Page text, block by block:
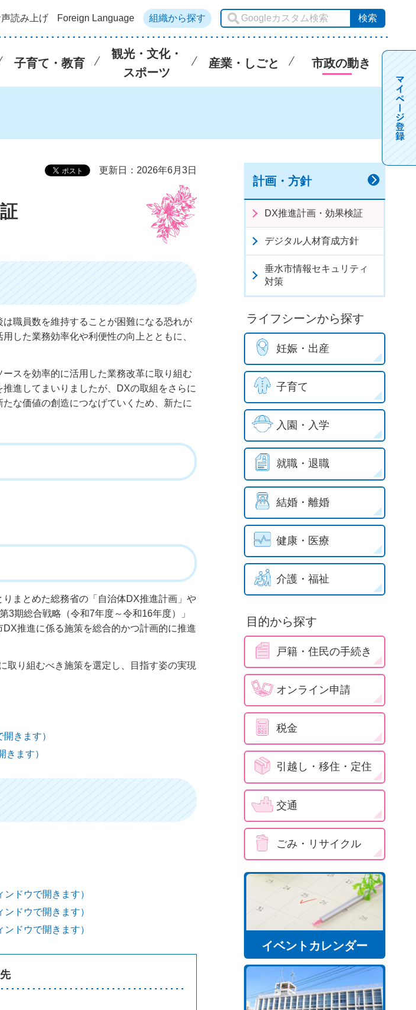
読み上げ Foreign Language 組織から探す
子育て・教育
観光・文化・
スポーツ
産業・しごと 市政の動き
更新日：2026年6月3日
職員数を維持することが困難になる恐れが
した業務効率化や利便性の向上とともに、
スを効率的に活用した業務改革に取り組む
進してまいりましたが、DXの取組をさらに
な価値の創造につなげていくため、新たに
まとめた総務省の「自治体DX推進計画」や
3期総合戦略（令和7年度～令和16年度）」
推進に係る施策を総合的かつ計画的に推進
取り組むべき施策を選定し、目指す姿の実現
きます）
ます）
ドウで開きます）
ドウで開きます）
ドウで開きます）
計画・方針
DX推進計画・効果検証
デジタル人材育成方針
垂水市情報セキュリティ
対策
ライフシーンから探す
妊娠・出産
子育て
入園・入学
就職・退職
結婚・離婚
健康・医療
介護・福祉
目的から探す
戸籍・住民の手続き
オンライン申請
税金
引越し・移住・定住
交通
ごみ・リサイクル
イベントカレンダー